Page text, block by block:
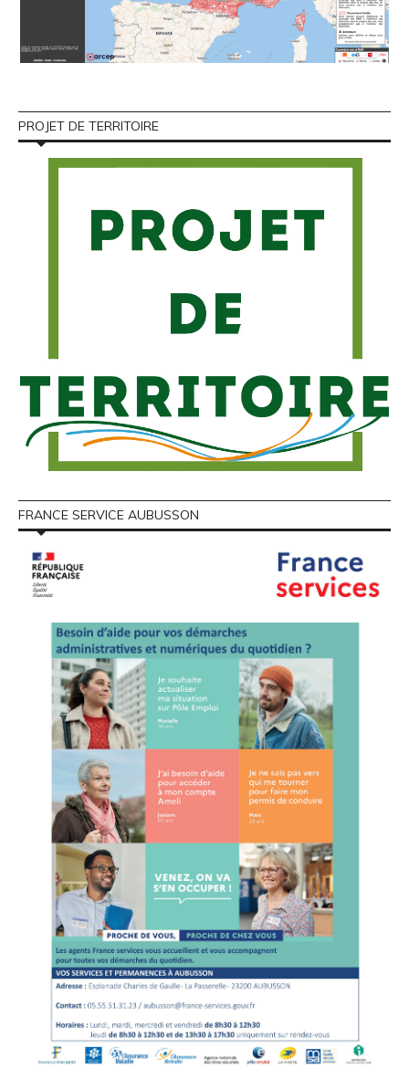
PROJET DE TERRITOIRE
FRANCE SERVICE AUBUSSON